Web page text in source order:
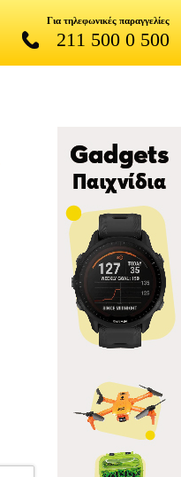
Για τηλεφωνικές παραγγελίες
211 500 0 500